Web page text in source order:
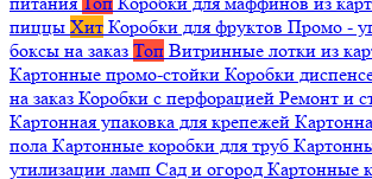
пиццы Хит Коробки для фруктов Промо -
боксы на заказ Топ Витринные лотки из
Картонные промо-стойки Коробки
на заказ Коробки с перфорацией Ремонт и
Картонная упаковка для крепежей
пола Картонные коробки для труб
утилизации ламп Сад и огород Картонные